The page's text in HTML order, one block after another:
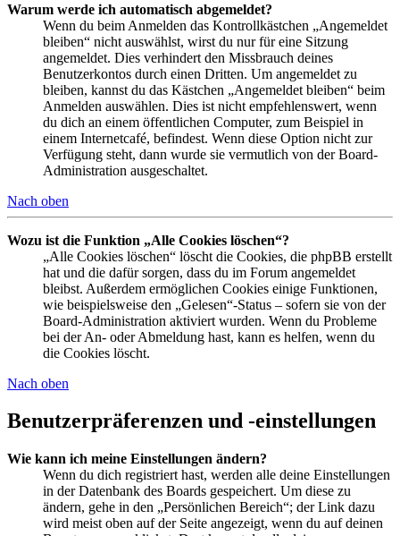
Warum werde ich automatisch abgemeldet?
Wenn du beim Anmelden das Kontrollkästchen „Angemeldet
bleiben“ nicht auswählst, wirst du nur für eine Sitzung
angemeldet. Dies verhindert den Missbrauch deines
Benutzerkontos durch einen Dritten. Um angemeldet zu
bleiben, kannst du das Kästchen „Angemeldet bleiben“ beim
Anmelden auswählen. Dies ist nicht empfehlenswert, wenn
du dich an einem öffentlichen Computer, zum Beispiel in
einem Internetcafé, befindest. Wenn diese Option nicht zur
Verfügung steht, dann wurde sie vermutlich von der Board-
Administration ausgeschaltet.
Nach oben
Wozu ist die Funktion „Alle Cookies löschen“?
„Alle Cookies löschen“ löscht die Cookies, die phpBB erstellt
hat und die dafür sorgen, dass du im Forum angemeldet
bleibst. Außerdem ermöglichen Cookies einige Funktionen,
wie beispielsweise den „Gelesen“-Status – sofern sie von der
Board-Administration aktiviert wurden. Wenn du Probleme
bei der An- oder Abmeldung hast, kann es helfen, wenn du
die Cookies löscht.
Nach oben
Benutzerpräferenzen und -einstellungen
Wie kann ich meine Einstellungen ändern?
Wenn du dich registriert hast, werden alle deine Einstellungen
in der Datenbank des Boards gespeichert. Um diese zu
ändern, gehe in den „Persönlichen Bereich“; der Link dazu
wird meist oben auf der Seite angezeigt, wenn du auf deinen